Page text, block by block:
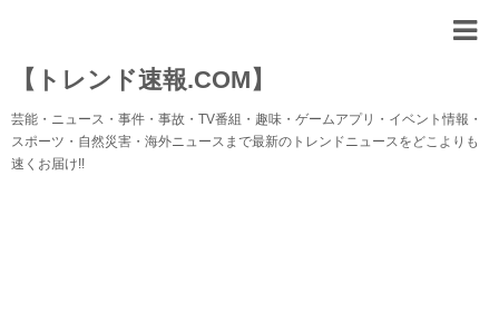
【トレンド速報.COM】
芸能・ニュース・事件・事故・TV番組・趣味・ゲームアプリ・イベント情報・
スポーツ・自然災害・海外ニュースまで最新のトレンドニュースをどこよりも
速くお届け!!